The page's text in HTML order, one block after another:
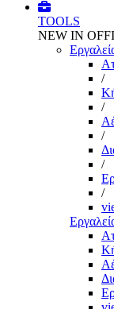
TOOLS
NEW IN
/
/
/
/
/